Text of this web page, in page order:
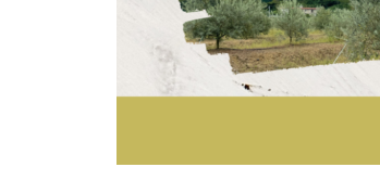
crea farm から
収穫祭のお知ら